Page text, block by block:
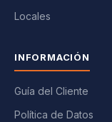
Locales
INFORMACIÓN
Guía del Cliente
Política de Datos